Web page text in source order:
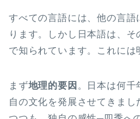
すべての言語には、他の言語
ります。しかし日本語は、そ
で知られています。これには
まず地理的要因 。日本は何千
自の文化を発展させてきまし